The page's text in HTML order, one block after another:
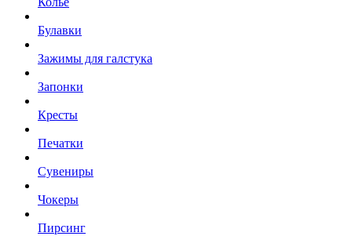
Булавки
Зажимы для галстука
Запонки
Кресты
Печатки
Сувениры
Чокеры
Пирсинг